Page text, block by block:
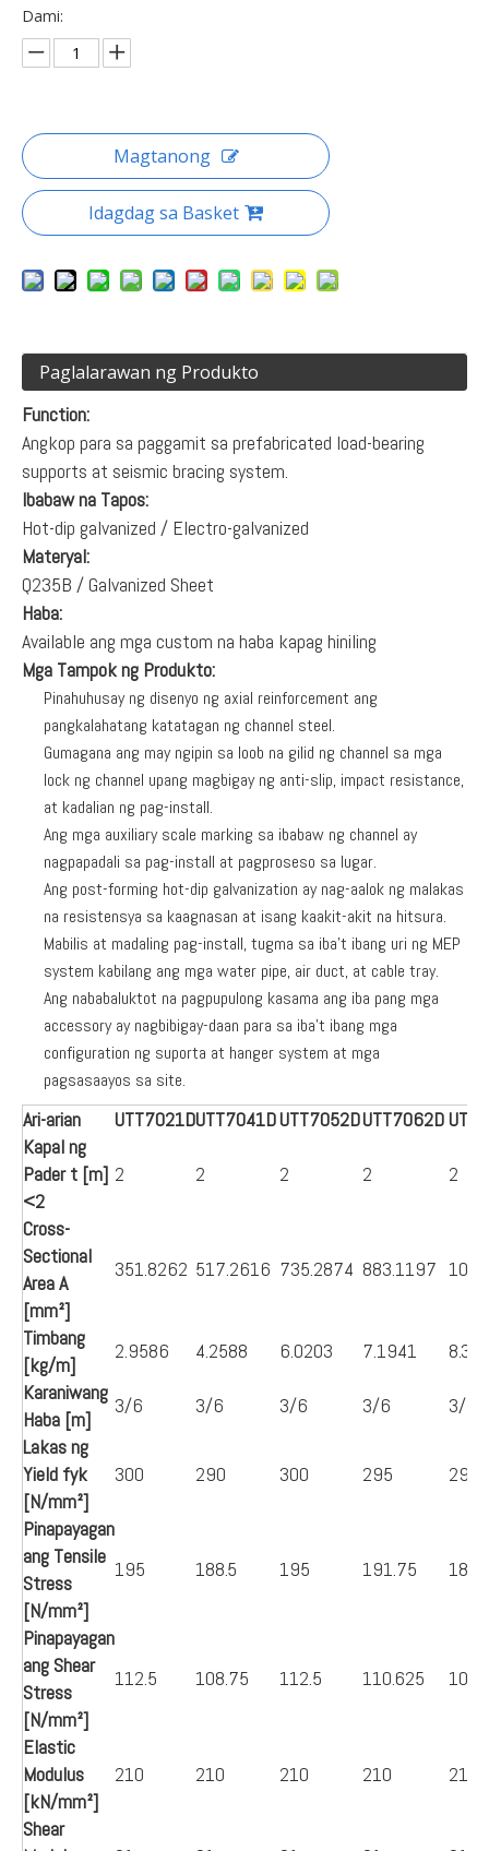
Dami:
Magtanong
Idagdag sa Basket
Paglalarawan ng Produkto
Function:
Angkop para sa paggamit sa prefabricated load-bearing
supports at seismic bracing system.
Ibabaw na Tapos:
Hot-dip galvanized / Electro-galvanized
Materyal:
Q235B / Galvanized Sheet
Haba:
Available ang mga custom na haba kapag hiniling
Mga Tampok ng Produkto:
Pinahuhusay ng disenyo ng axial reinforcement ang
pangkalahatang katatagan ng channel steel.
Gumagana ang may ngipin sa loob na gilid ng channel sa mga
lock ng channel upang magbigay ng anti-slip, impact resistance,
at kadalian ng pag-install.
Ang mga auxiliary scale marking sa ibabaw ng channel ay
nagpapadali sa pag-install at pagproseso sa lugar.
Ang post-forming hot-dip galvanization ay nag-aalok ng malakas
na resistensya sa kaagnasan at isang kaakit-akit na hitsura.
Mabilis at madaling pag-install, tugma sa iba't ibang uri ng MEP
system kabilang ang mga water pipe, air duct, at cable tray.
Ang nababaluktot na pagpupulong kasama ang iba pang mga
accessory ay nagbibigay-daan para sa iba't ibang mga
configuration ng suporta at hanger system at mga
pagsasaayos sa site.
Ari-arian UTT7021DUTT7041DUTT7052DUTT7062D
Kapal ng
Pader t [m]
<2
2 2 2 2 2
Cross-
Sectional
Area A
[mm²]
351.8262 517.2616 735.2874 883.1197
Timbang
[kg/m]
2.9586 4.2588 6.0203 7.1941
Karaniwang
Haba [m]
3/6 3/6 3/6 3/6
3/6
Lakas ng
Yield fyk
[N/mm²]
300 290 300 295 290
Pinapayagan
ang Tensile
Stress
[N/mm²]
195 188.5 195 191.75 188.5
Pinapayagan
ang Shear
Stress
[N/mm²]
112.5 108.75 112.5 110.625
Elastic
Modulus
[kN/mm²]
210 210 210 210 210
Shear